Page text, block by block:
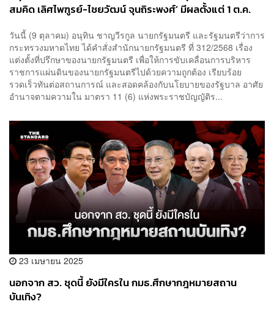
สมคิด เลิศไพฑูรย์-ไชยวัฒน์ จุนถิระพงศ์’ มีผลตั้งแต่ 1 ต.ค.
วันนี้ (9 ตุลาคม) อนุทิน ชาญวีรกูล นายกรัฐมนตรี และรัฐมนตรีว่าการ
กระทรวงมหาดไทย ได้คำสั่งสำนักนายกรัฐมนตรี ที่ 312/2568 เรื่อง
แต่งตั้งที่ปรึกษาของนายกรัฐมนตรี เพื่อให้การขับเคลื่อนการบริหาร
ราชการแผ่นดินของนายกรัฐมนตรีไปด้วยความถูกต้อง เรียบร้อย
รวดเร็วทันต่อสถานการณ์ และสอดคล้องกับนโยบายของรัฐบาล อาศัย
อำนาจตามความใน มาตรา 11 (6) แห่งพระราชบัญญัติร...
23 เมษายน 2025
นอกจาก สว. ชุดนี้ ยังมีใครใน กมธ.ศึกษากฎหมายสถาน
บันเทิง?